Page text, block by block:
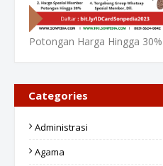
Potongan Harga Hingga 30%
Categories
Administrasi
Agama